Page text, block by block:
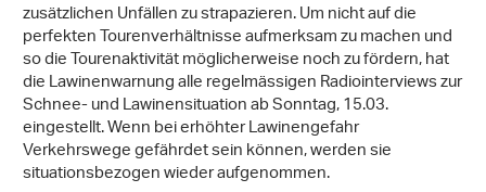
zusätzlichen Unfällen zu strapazieren. Um nicht auf die
perfekten Tourenverhältnisse aufmerksam zu machen und
so die Tourenaktivität möglicherweise noch zu fördern, hat
die Lawinenwarnung alle regelmässigen Radiointerviews zur
Schnee- und Lawinensituation ab Sonntag, 15.03.
eingestellt. Wenn bei erhöhter Lawinengefahr
Verkehrswege gefährdet sein können, werden sie
situationsbezogen wieder aufgenommen.